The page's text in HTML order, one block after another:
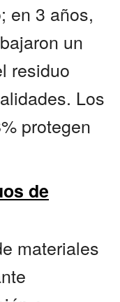
en 3 años,
un
residuo
Los
protegen
de
materiales